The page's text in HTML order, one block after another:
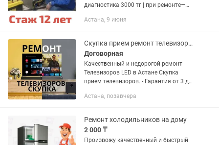
диагностика 3000 тг | при ремонте—
xoлодильников с oпытoм болee 15 лет!
Астана, 9 июня
Скупка прием ремонт телевизоров в Астане.
Договорная
Качественный и недорогой ремонт
Телевизоров LED в Астане Скупка
прием телевизоров. - Гарантия от 3 до
выезд. - Адекватные цены -
Астана, позавчера
Ремонт холодильников на дому
2 000 ₸
Произвожу качественный и быстрый